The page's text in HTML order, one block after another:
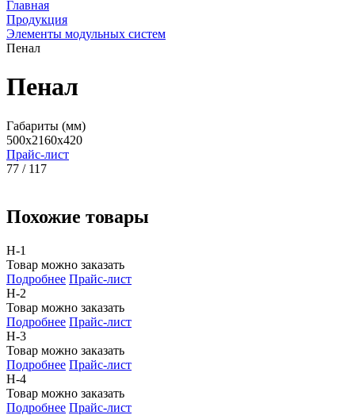
Главная
Продукция
Элементы модульных систем
Пенал
Пенал
Габариты (мм)
500x2160x420
Прайс-лист
77 / 117
Похожие товары
Н-1
Товар можно заказать
Подробнее Прайс-лист
Н-2
Товар можно заказать
Подробнее Прайс-лист
Н-3
Товар можно заказать
Подробнее Прайс-лист
Н-4
Товар можно заказать
Подробнее Прайс-лист